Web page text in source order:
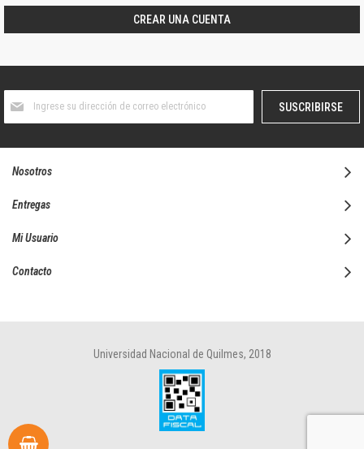
CREAR UNA CUENTA
boletín
SUSCRIBIRSE
Nosotros
Entregas
Mi Usuario
Contacto
Universidad Nacional de Quilmes, 2018